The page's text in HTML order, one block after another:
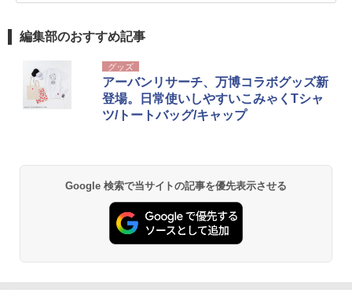
編集部のおすすめ記事
グッズ
アーバンリサーチ、万博コラボグッズ新
登場。日常使いしやすいこみゃくTシャ
ツ/トートバッグ/キャップ
Google 検索で当サイトの記事を優先表示させる